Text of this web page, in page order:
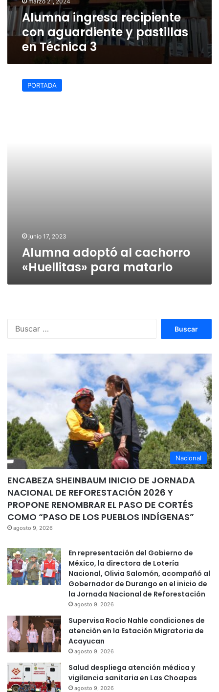
Alumna ingresa recipiente
con aguardiente y pastillas
en Técnica 3
adoptó
PORTADA
junio 17, 2023
Alumna adoptó al cachorro
«Huellitas» para matarlo
Nacional
ENCABEZA SHEINBAUM INICIO DE JORNADA
NACIONAL DE REFORESTACIÓN 2026 Y
PROPONE RENOMBRAR EL PASO DE CORTÉS
COMO “PASO DE LOS PUEBLOS INDÍGENAS”
agosto 9, 2026
En representación del Gobierno de
México, la directora de Lotería
Nacional, Olivia Salomón, acompañó al
Gobernador de Durango en el inicio de
la Jornada Nacional de Reforestación
agosto 9, 2026
Supervisa Rocío Nahle condiciones de
atención en la Estación Migratoria de
Acayucan
agosto 9, 2026
Salud despliega atención médica y
vigilancia sanitaria en Las Choapas
agosto 9, 2026